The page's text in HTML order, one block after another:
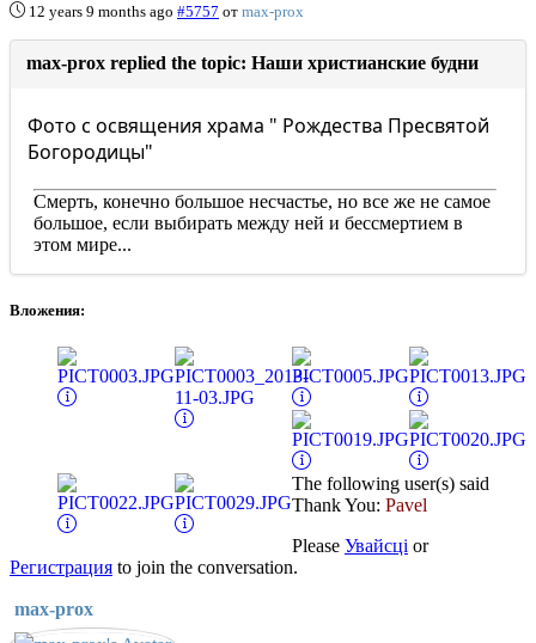
12 years 9 months ago #5757 от max-prox
max-prox replied the topic: Наши христианские будни
Фото с освящения храма " Рождества Пресвятой
Богородицы"
Смерть, конечно большое несчастье, но все же не самое
большое, если выбирать между ней и бессмертием в
этом мире...
Вложения:
The following user(s) said
Thank You: Pavel
Please Увайсці or
Регистрация to join the conversation.
max-prox